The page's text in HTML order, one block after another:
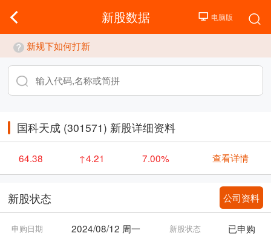
新股数据
新规下如何打新
国科天成 (301571) 新股详细资料
64.38 ↑4.21 7.00% 查看详情
新股状态 公司资料
申购日期 2024/08/12 周一 新股状态 已申购